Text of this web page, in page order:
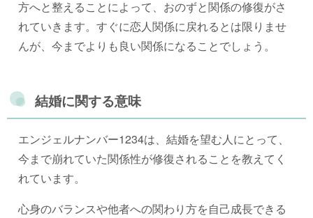
方へと整えることによって、おのずと関係の修復がさ
れていきます。すぐに恋人関係に戻れるとは限りませ
んが、今までよりも良い関係になることでしょう。
結婚に関する意味
エンジェルナンバー1234は、結婚を望む人にとって、
今まで崩れていた関係性が修復されることを教えてく
れています。
心身のバランスや他者への関わり方を自己成長できる